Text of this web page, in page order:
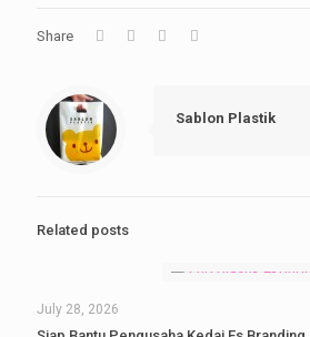
Share
Sablon Plastik
Related posts
July 28, 2026